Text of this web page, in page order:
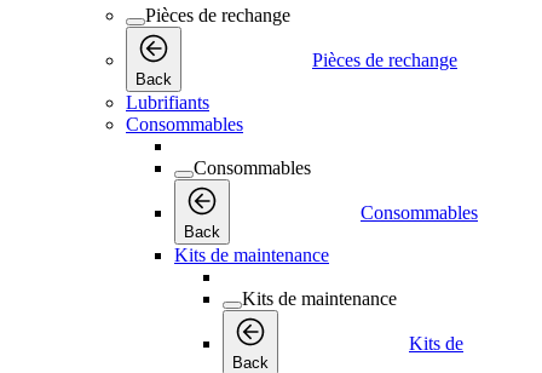
Pièces de rechange
Back
Pièces de rechange
Lubrifiants
Consommables
Consommables
Back
Consommables
Kits de maintenance
Kits de maintenance
Back
Kits de